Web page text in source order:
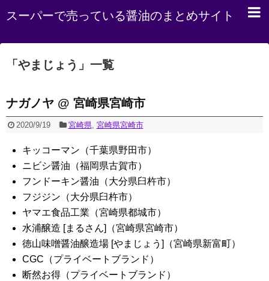
スーパーで売っている醤油のまとめサイト
「 やまじょう 」 一覧
ナガノヤ @ 宮崎県宮崎市
2020/9/19 宮崎県, 宮崎県宮崎市
キッコーマン（千葉県野田市）
ニビシ醤油（福岡県古賀市）
フンドーキン醤油（大分県臼杵市）
フジジン（大分県臼杵市）
ヤマエ食品工業（宮崎県都城市）
水浦醸造 [まるさん]（宮崎県宮崎市）
徳山味噌醤油醸造場 [やまじょう]（宮崎県新富町）
CGC（プライベートブランド）
断然お得（プライベートブランド）